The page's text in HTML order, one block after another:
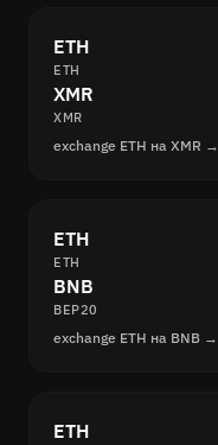
ETH
ETH
XMR
XMR
exchange ETH на XMR →
ETH
ETH
BNB
BEP20
exchange ETH на BNB →
ETH